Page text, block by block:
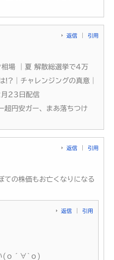
返信 引用
場 ｜夏 解散総選挙で4万
!?｜チャレンジングの真意｜
23日配信
円安ガー、まあ落ちつけ
返信 引用
ての株価もお亡くなりになる
返信 引用
い(о´∀`о)